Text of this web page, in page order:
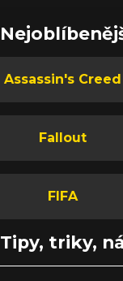
Assassin's Creed
Fallout
FIFA
Tipy, triky,